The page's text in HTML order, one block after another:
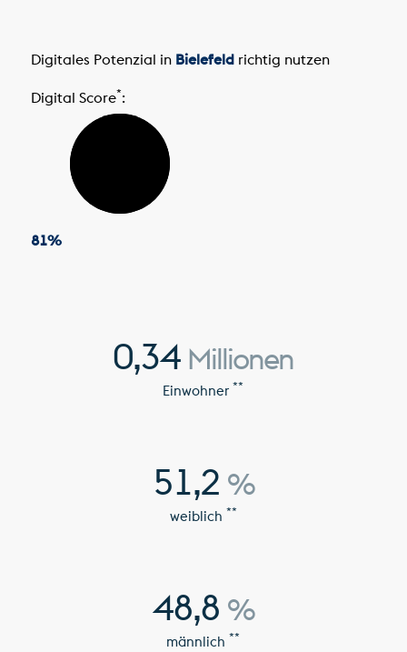
Digitales Potenzial in Bielefeldrichtig nutzen
Digital Score*:
81%
0,34 Millionen
Einwohner **
51,2 %
weiblich **
48,8 %
männlich **